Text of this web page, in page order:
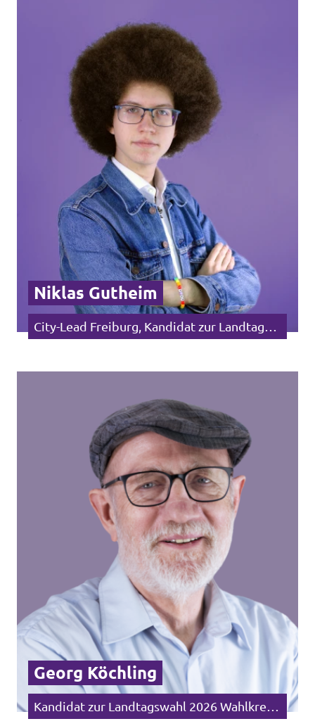
Datenschutz
Impressum
Niklas Gutheim
City-Lead Freiburg, Kandidat zur Landtagswahl 2026 Wahlkreis Freiburg II
Georg Köchling
Kandidat zur Landtagswahl 2026 Wahlkreis Freiburg I